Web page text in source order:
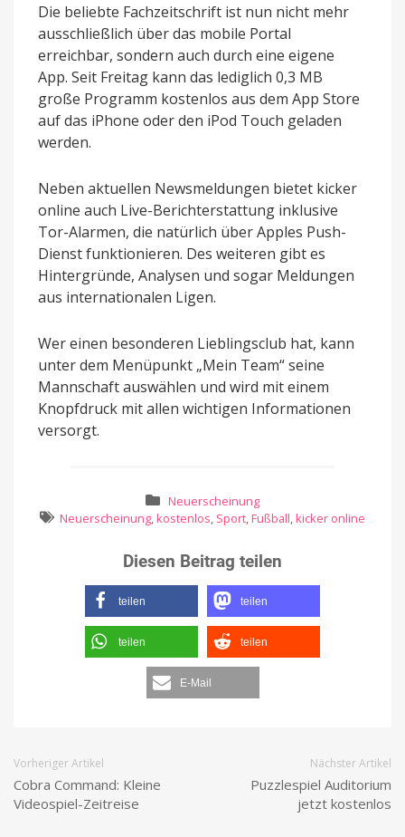
Die beliebte Fachzeitschrift ist nun nicht mehr
ausschließlich über das mobile Portal
erreichbar, sondern auch durch eine eigene
App. Seit Freitag kann das lediglich 0,3 MB
große Programm kostenlos aus dem App Store
auf das iPhone oder den iPod Touch geladen
werden.
Neben aktuellen Newsmeldungen bietet kicker
online auch Live-Berichterstattung inklusive
Tor-Alarmen, die natürlich über Apples Push-
Dienst funktionieren. Des weiteren gibt es
Hintergründe, Analysen und sogar Meldungen
aus internationalen Ligen.
Wer einen besonderen Lieblingsclub hat, kann
unter dem Menüpunkt „Mein Team“ seine
Mannschaft auswählen und wird mit einem
Knopfdruck mit allen wichtigen Informationen
versorgt.
Neuerscheinung
Neuerscheinung, kostenlos, Sport, Fußball, kicker online
Diesen Beitrag teilen
teilen teilen
teilen teilen
E-Mail
Vorheriger Artikel
Cobra Command: Kleine
Videospiel-Zeitreise
Nächster Artikel
Puzzlespiel Auditorium
jetzt kostenlos